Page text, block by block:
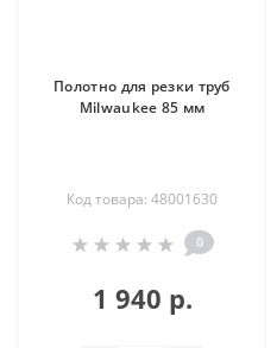
Полотно для резки труб
Milwaukee 85 мм
Код товара: 48001630
0
1 940 р.